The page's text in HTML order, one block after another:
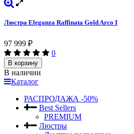
Люстра Eleganza Raffinata Gold Arco I
97 999 ₽
0
В корзину
В наличии
Каталог
РАСПРОДАЖА -50%
Best Sellers
PREMIUM
Люстры